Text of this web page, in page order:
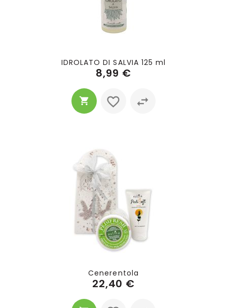
IDROLATO DI SALVIA 125 ml
8,99 €
Cenerentola
22,40 €